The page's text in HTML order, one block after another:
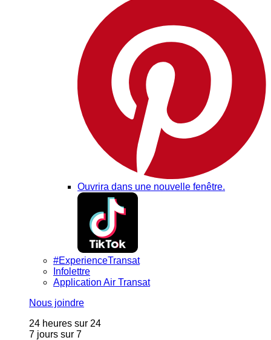
Ouvrira dans une nouvelle fenêtre.
#ExperienceTransat
Infolettre
Application Air Transat
Nous joindre
24 heures sur 24
7 jours sur 7